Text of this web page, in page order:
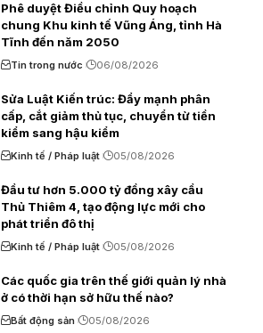
Phê duyệt Điều chỉnh Quy hoạch
chung Khu kinh tế Vũng Áng, tỉnh Hà
Tĩnh đến năm 2050
Tin trong nước 06/08/2026
Sửa Luật Kiến trúc: Đẩy mạnh phân
cấp, cắt giảm thủ tục, chuyển từ tiền
kiểm sang hậu kiểm
Kinh tế / Pháp luật 05/08/2026
Đầu tư hơn 5.000 tỷ đồng xây cầu
Thủ Thiêm 4, tạo động lực mới cho
phát triển đô thị
Kinh tế / Pháp luật 05/08/2026
Các quốc gia trên thế giới quản lý nhà
ở có thời hạn sở hữu thế nào?
Bất động sản 05/08/2026